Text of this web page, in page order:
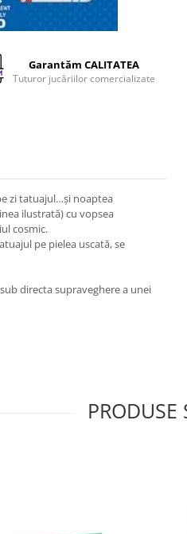
Garantăm CALITATEA
Tuturor jucăriilor comercializate
zi tatuajul…și noaptea
ilustrată) cu vopsea
cosmic.
pe pielea uscată, se
directa supraveghere a unei
PRODUSE